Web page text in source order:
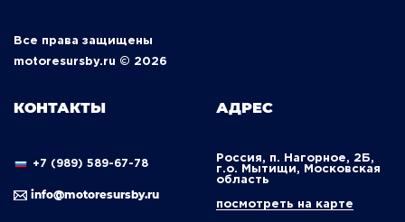
Все права защищены
motoresursby.ru © 2026
КОНТАКТЫ
+7 (989) 589-67-78
info@motoresursby.ru
АДРЕС
Россия, п. Нагорное, 2Б,
г.о. Мытищи, Московская
область
посмотреть на карте